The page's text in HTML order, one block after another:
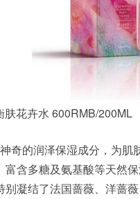
花卉水 600RMB/200ML
奇的润泽保湿成分，为
富含多糖及氨基酸等天然
别凝结了法国蔷薇、洋蔷